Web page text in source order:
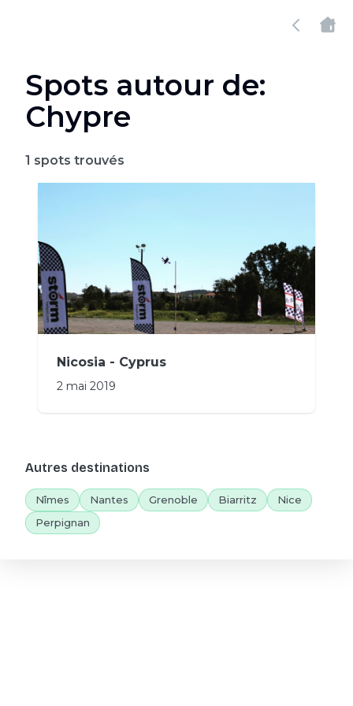
Spots autour de:
Chypre
1 spots trouvés
Nicosia - Cyprus
2 mai 2019
Autres destinations
Nîmes Nantes Grenoble Biarritz
Nice
Perpignan